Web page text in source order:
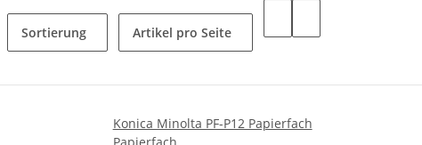
Sortierung Artikel pro Seite
Konica Minolta PF-P12 Papierfach